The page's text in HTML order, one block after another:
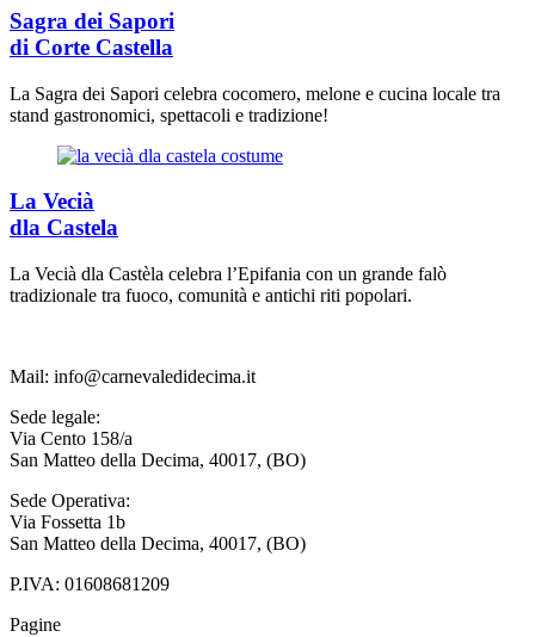
Sagra dei Sapori
di Corte Castella
La Sagra dei Sapori celebra cocomero, melone e cucina locale tra
stand gastronomici, spettacoli e tradizione!
La Vecià
dla Castela
La Vecià dla Castèla celebra l’Epifania con un grande falò
tradizionale tra fuoco, comunità e antichi riti popolari.
Mail: info@carnevaledidecima.it
Sede legale:
Via Cento 158/a
San Matteo della Decima, 40017, (BO)
Sede Operativa:
Via Fossetta 1b
San Matteo della Decima, 40017, (BO)
P.IVA: 01608681209
Pagine